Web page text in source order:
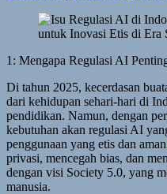
1: Mengapa Regulasi AI
Di tahun 2025, kecerdasan
dari kehidupan sehari-hari di
pendidikan. Namun, dengan
kebutuhan akan regulasi AI
penggunaan yang etis dan
privasi, mencegah bias, dan
dengan visi Society 5.0, yang
manusia.